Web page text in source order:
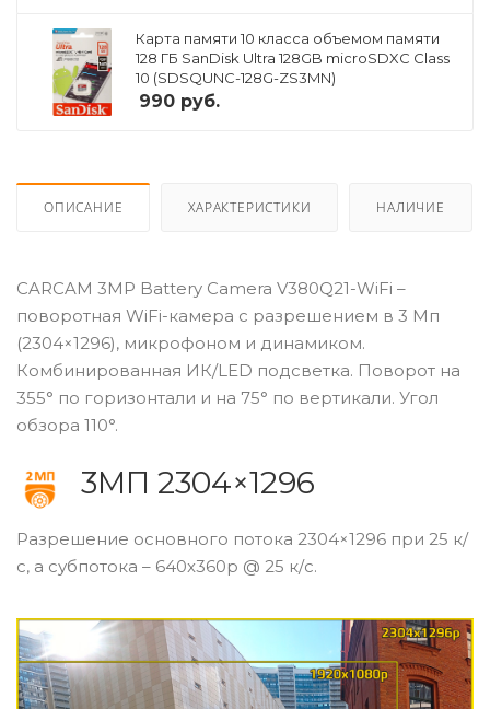
Карта памяти 10 класса объемом памяти
128 ГБ SanDisk Ultra 128GB microSDXC Class
10 (SDSQUNC-128G-ZS3MN)
990 руб.
ОПИСАНИЕ ХАРАКТЕРИСТИКИ НАЛИЧИЕ
CARCAM 3MP Battery Camera V380Q21-WiFi –
поворотная WiFi-камера с разрешением в 3 Мп
(2304×1296), микрофоном и динамиком.
Комбинированная ИК/LED подсветка. Поворот на
355° по горизонтали и на 75° по вертикали. Угол
обзора 110°.
3МП 2304×1296
Разрешение основного потока 2304×1296 при 25 к/
с, а субпотока – 640x360p @ 25 к/с.